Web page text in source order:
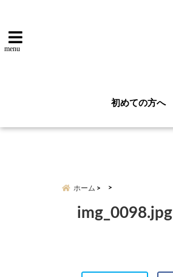
menu
初めての方へ
ホーム
img_0098.jpg